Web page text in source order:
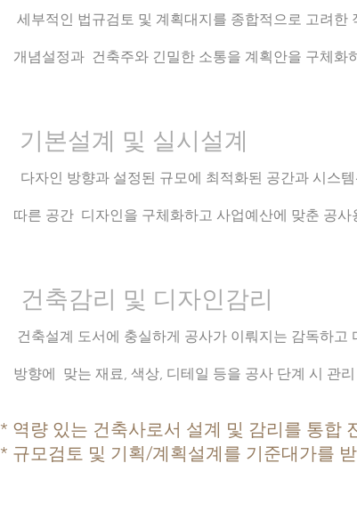
세부적인 법규검토 및 계획대지를 종합적으로 고려한
개념설정과 건축주와 긴밀한 소통을 계획안을 구체화
기본설계 및 실시설계
다자인 방향과 설정된 규모에 최적화된 공간과 시스
따른 공간 디자인을 구체화하고 사업예산에 맞춘 공사
건축감리 및 디자인감리
건축설계 도서에 충실하게 공사가 이뤄지는 감독하
방향에 맞는 재료, 색상, 디테일 등을 공사 단계 시 관리
* 역량 있는 건축사로서 설계 및 감리를 통합
* 규모검토 및 기획/계획설계를 기준대가를